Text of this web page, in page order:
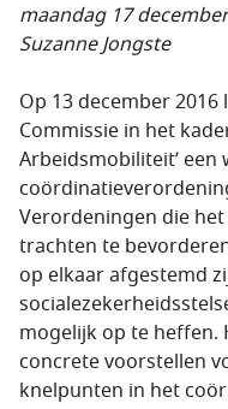
maandag 17
Suzanne Jongste
Op 13 december
Commissie in het
Arbeidsmobiliteit’
Verordeningen die
trachten te
op elkaar afgestemd
mogelijk op te heffen.
concrete voorstellen
knelpunten in het